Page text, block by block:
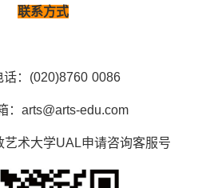
联系方式
话：(020)8760 0086
：arts@arts-edu.com
艺术大学UAL申请咨询客服号